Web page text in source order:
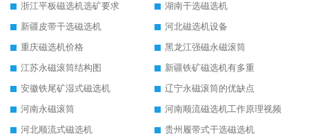
浙江平板磁选机选矿要求
湖南干选磁选机
新疆皮带干选磁选机
河北磁选机设备
重庆磁选机价格
黑龙江强磁永磁滚筒
江苏永磁滚筒结构图
新疆铁矿磁选机有多重
安徽铁尾矿湿式磁选机
辽宁永磁滚筒的优缺点
河南永磁滚筒
河南顺流磁选机工作原理视频
河北顺流式磁选机
贵州履带式干选磁选机